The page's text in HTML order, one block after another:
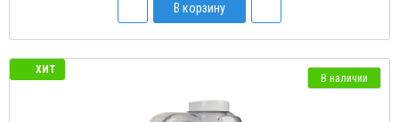
В корзину
ХИТ
В наличии